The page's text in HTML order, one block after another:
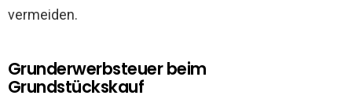
vermeiden.
Grunderwerbsteuer beim
Grundstückskauf